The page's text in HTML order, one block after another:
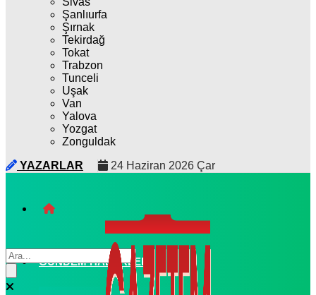
Şanlıurfa
Şırnak
Tekirdağ
Tokat
Trabzon
Tunceli
Uşak
Van
Yalova
Yozgat
Zonguldak
YAZARLAR
24 Haziran 2026 Çar
GÜNDEM HABERLERI